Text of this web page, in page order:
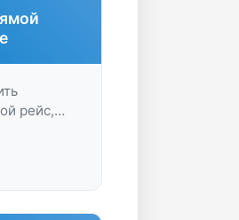
рейс,
и